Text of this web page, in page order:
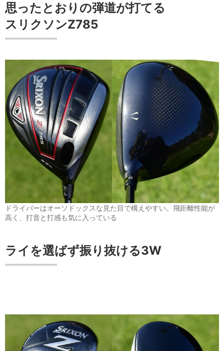
思ったとおりの弾道が打てる
スリクソンZ785
ドライバーはオーソドックスな見た目で構えやすい。飛距離性能が
高く、打音と打感も気に入っている
ライを選ばず振り抜ける3W